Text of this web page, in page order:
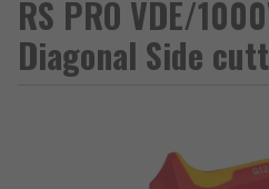
RS PRO VDE/
Diagonal Side